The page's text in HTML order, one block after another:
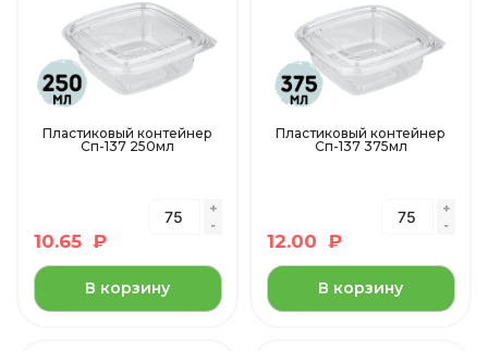
Пластиковый контейнер
Сп-137 250мл
10.65 ₽
В корзину
Пластиковый контейнер
Сп-137 375мл
12.00 ₽
В корзину